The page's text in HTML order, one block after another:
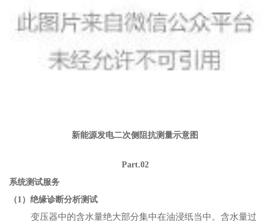
新能源发电二次侧阻抗测量示意图
Part.02
系统测试服务
（1）绝缘诊断分析测试
变压器中的含水量绝大部分集中在油浸纸当中。含水量过